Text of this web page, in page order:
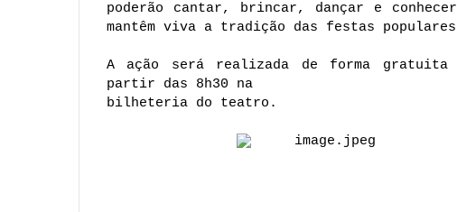
poderão cantar, brincar, dançar e
mantêm viva a tradição das festas
A ação será realizada de forma
partir das 8h30 na
bilheteria do teatro.